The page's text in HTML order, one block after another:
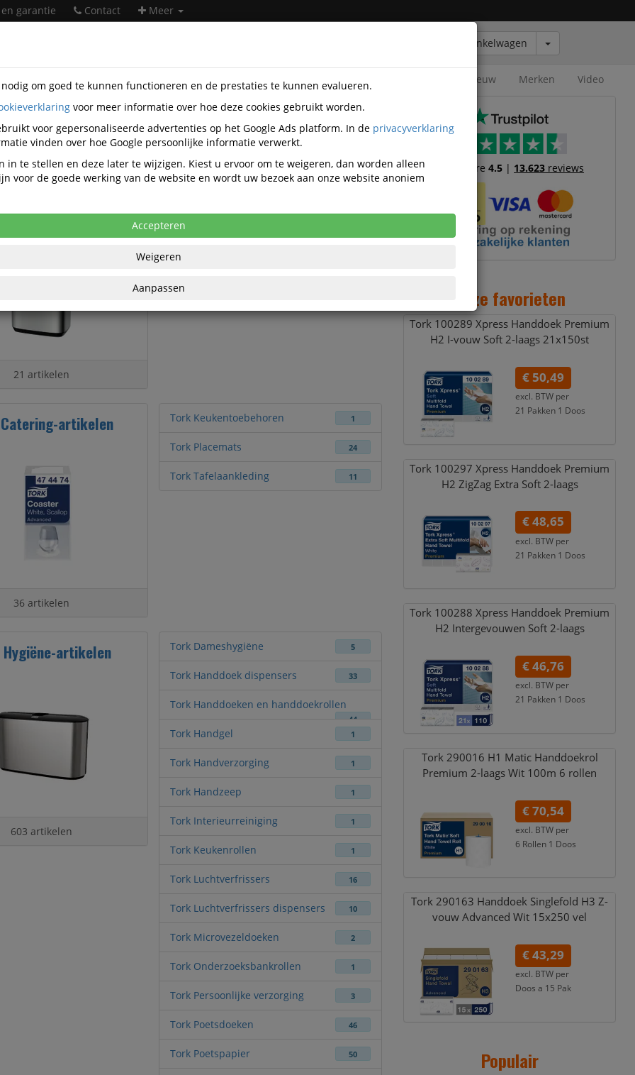
Winkelwagen
garantie Contact Meer
Nieuw Merken Video
Tork
Tork
21 artikelen
Tork Afvalzakken
artikelen
36 artikelen
Tork Keukentoebehoren 1
Tork Placemats 24
Tork Tafelaankleding 11
artikelen
603 artikelen
Tork Dameshygiëne 5
Tork Handdoek dispensers 33
Tork Handdoeken en handdoekrollen
44
Tork Handgel 1
Tork Handverzorging 1
Tork Handzeep 1
Tork Interieurreiniging 1
Tork Keukenrollen 1
Tork Luchtverfrissers 16
Tork Luchtverfrissers dispensers 10
Tork Microvezeldoeken 2
Tork Onderzoeksbankrollen 1
Tork Persoonlijke verzorging 3
Tork Poetsdoeken 46
Tork Poetspapier 50
Trustscore4.5 | 13.623 reviews
Onze favorieten
Tork 100289 Xpress Handdoek Premium
H2 I-vouw Soft 2-laags 21x150st
€ 50,49
excl. BTW per
21 Pakken 1 Doos
Tork 100297 Xpress Handdoek Premium
H2 ZigZag Extra Soft 2-laags
€ 48,65
excl. BTW per
21 Pakken 1 Doos
Tork 100288 Xpress Handdoek Premium
H2 Intergevouwen Soft 2-laags
€ 46,76
excl. BTW per
21 Pakken 1 Doos
Tork 290016 H1 Matic Handdoekrol
Premium 2-laags Wit 100m 6 rollen
€ 70,54
excl. BTW per
6 Rollen 1 Doos
Tork 290163 Handdoek Singlefold H3 Z-
vouw Advanced Wit 15x250 vel
€ 43,29
excl. BTW per
Doos a 15 Pak
Populair
om goed te kunnen functioneren en de prestaties te kunnen evalueren.
voor meer informatie over hoe deze cookies gebruikt worden.
voor gepersonaliseerde advertenties op het Google Ads platform. In de privacyverklaring
vinden over hoe Google persoonlijke informatie verwerkt.
in te stellen en deze later te wijzigen. Kiest u ervoor om te weigeren, dan worden alleen
voor de goede werking van de website en wordt uw bezoek aan onze website anoniem
Accepteren
Weigeren
Aanpassen